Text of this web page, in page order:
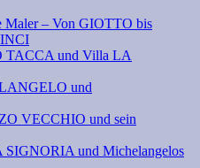
Maler – Von GIOTTO bis
TACCA und Villa LA
und
VECCHIO und sein
SIGNORIA und Michelangelos